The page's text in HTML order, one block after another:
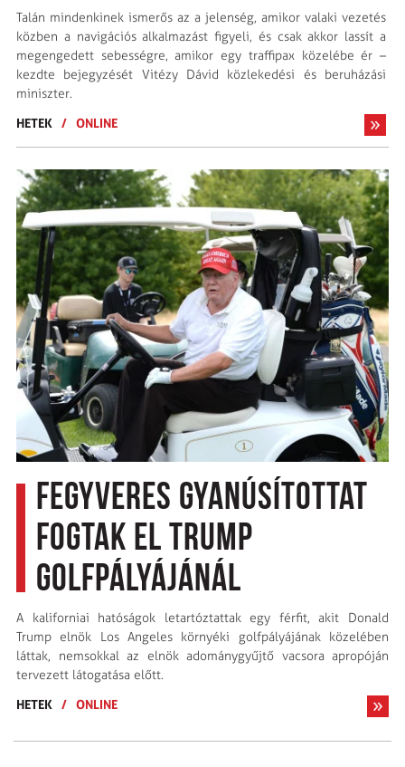
Talán mindenkinek ismerős az a jelenség, amikor valaki vezetés
közben a navigációs alkalmazást figyeli, és csak akkor lassít a
megengedett sebességre, amikor egy traffipax közelébe ér –
kezdte bejegyzését Vitézy Dávid közlekedési és beruházási
miniszter.
HETEK
/ ONLINE
Fegyveres gyanúsítottat
fogtak el Trump
golfpályájánál
A kaliforniai hatóságok letartóztattak egy férfit, akit Donald
Trump elnök Los Angeles környéki golfpályájának közelében
láttak, nemsokkal az elnök adománygyűjtő vacsora apropóján
tervezett látogatása előtt.
HETEK
/ ONLINE